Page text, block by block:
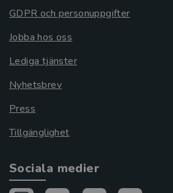
GDPR och personuppgifter
Jobba hos oss
Lediga tjänster
Nyhetsbrev
Press
Tillgänglighet
Sociala medier